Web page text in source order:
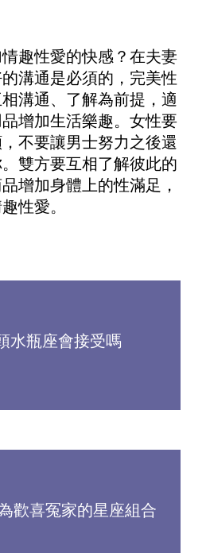
情趣性愛的快感？在夫妻
溝通是必須的，完美性
溝通、了解為前提，適
增加生活樂趣。女性要
不要讓男士努力之後還
雙方要互相了解彼此的
增加身體上的性滿足，
性愛。
水瓶座會接受嗎
歡喜冤家的星座組合